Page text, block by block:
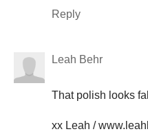
Reply
Leah Behr
That polish looks
xx Leah /